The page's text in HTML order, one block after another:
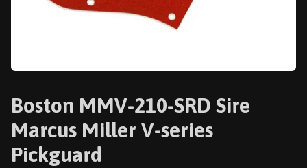
Boston MMV-210-SRD Sire
Marcus Miller V-series
Pickguard